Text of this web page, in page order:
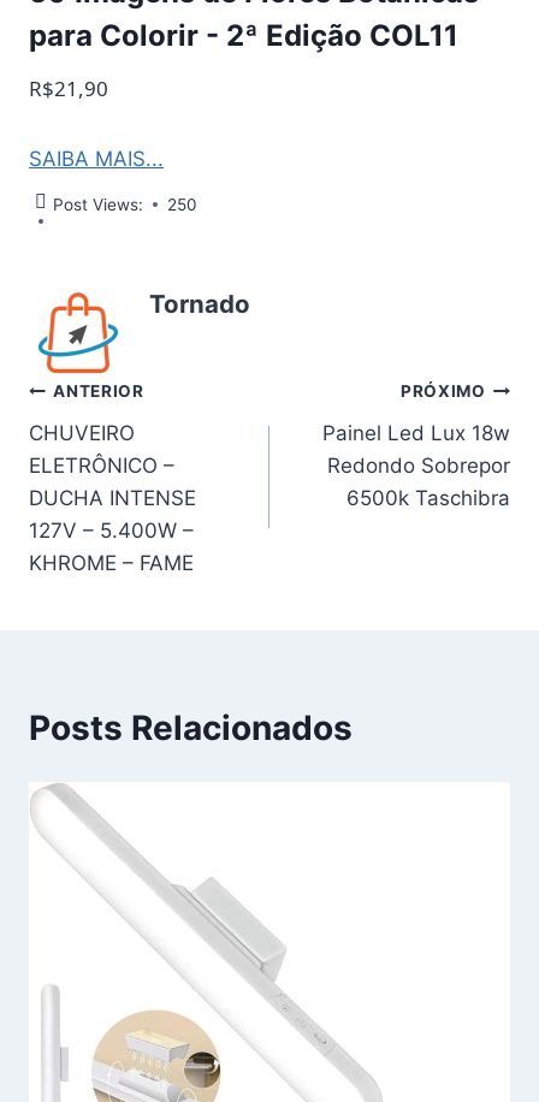
para Colorir - 2ª Edição COL11
R$21,90
SAIBA MAIS...
Post Views: 250
Tornado
Navegação
de
Post
ANTERIOR
CHUVEIRO
ELETRÔNICO –
DUCHA INTENSE
127V – 5.400W –
KHROME – FAME
PRÓXIMO
Painel Led Lux 18w
Redondo Sobrepor
6500k Taschibra
Posts Relacionados